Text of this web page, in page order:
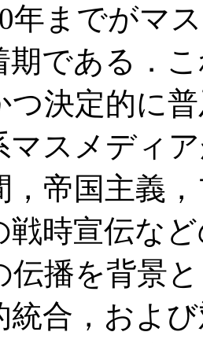
年までがマ
期である．
つ決定的に
マスメディ
帝国主義，
戦時宣伝な
伝播を背景
統合，およ